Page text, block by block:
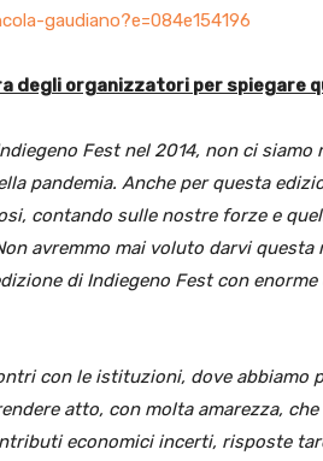
gaudiano?e=084e154196
degli organizzatori per spiegare
Fest nel 2014, non ci
pandemia. Anche per questa
contando sulle nostre forze e
avremmo mai voluto darvi
di Indiegeno Fest con
con le istituzioni, dove abbiamo
atto, con molta amarezza,
economici incerti, risposte